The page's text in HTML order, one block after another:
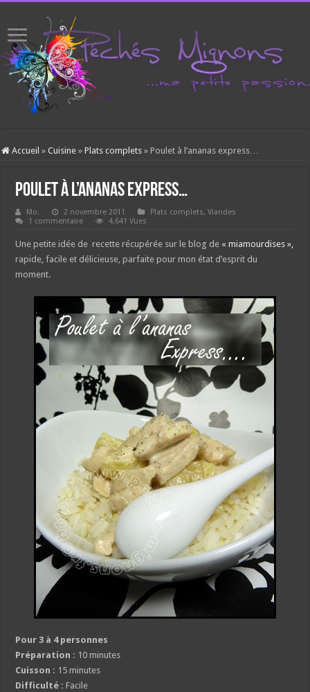
Accueil » Cuisine » Plats complets » Poulet à l’ananas express…
Poulet à l’ananas express…
Mo. 2 novembre 2011 Plats complets,Viandes
1 commentaire
4,641 Vues
Une petite idée de recette récupérée sur le blog de « miamourdises »,
rapide, facile et délicieuse, parfaite pour mon état d’esprit du
moment.
Pour 3 à 4 personnes
Préparation : 10 minutes
Cuisson : 15 minutes
Difficulté : Facile